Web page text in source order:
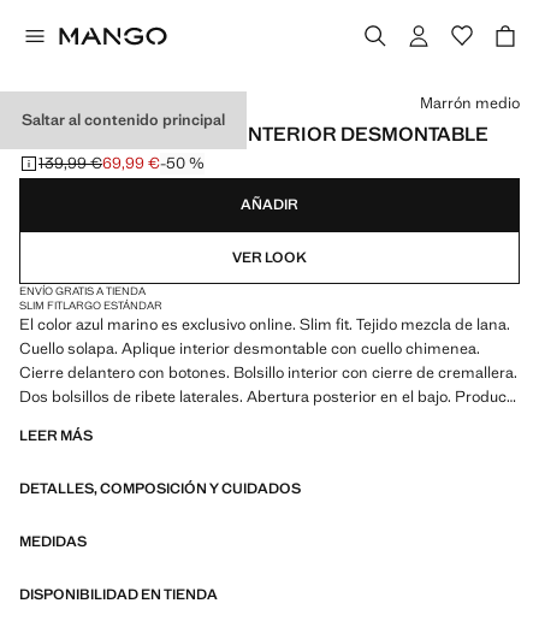
Saltar al contenido principal
ABRIGO LANA CUELLO INTERIOR DESMONTABLE
Precio inicial tachado [139,99 € ]
139,99 €
Precio actual [69,99 € ]
69,99 €-50 %
Selecciona un color
Marrón medio
AÑADIR
VER LOOK
ENVÍO GRATIS A TIENDA
SLIM FITLARGO ESTÁNDAR
El color azul marino es exclusivo online. Slim fit. Tejido mezcla de lana.
Cuello solapa. Aplique interior desmontable con cuello chimenea.
Cierre delantero con botones. Bolsillo interior con cierre de cremallera.
Dos bolsillos de ribete laterales. Abertura posterior en el bajo. Producto
LEER MÁS
DETALLES, COMPOSICIÓN Y CUIDADOS
MEDIDAS
DISPONIBILIDAD EN TIENDA